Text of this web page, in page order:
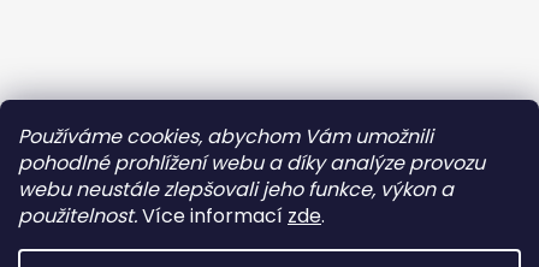
Používáme cookies, abychom Vám umožnili
pohodlné prohlížení webu a díky analýze provozu
webu neustále zlepšovali jeho funkce, výkon a
použitelnost.Více informací zde.
Sledovat na Instagramu
Facebook